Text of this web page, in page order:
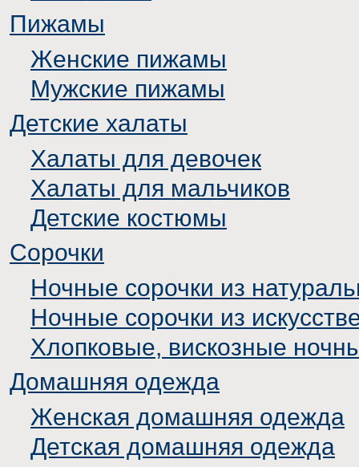
Пижамы
Женские пижамы
Мужские пижамы
Детские халаты
Халаты для девочек
Халаты для мальчиков
Детские костюмы
Сорочки
Ночные сорочки из
Ночные сорочки из
Хлопковые, вискозные
Домашняя одежда
Женская домашняя одежда
Детская домашняя одежда